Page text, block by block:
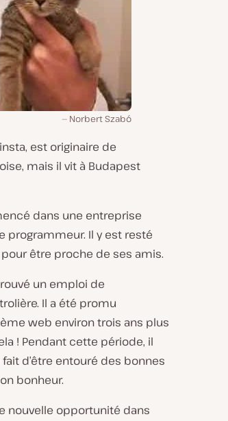
Norbert Szabó
est originaire de
mais il vit à Budapest
dans une entreprise
programmeur. Il y est resté
être proche de ses amis.
un emploi de
Il a été promu
web environ trois ans plus
! Pendant cette période, il
d’être entouré des bonnes
bonheur.
nouvelle opportunité dans